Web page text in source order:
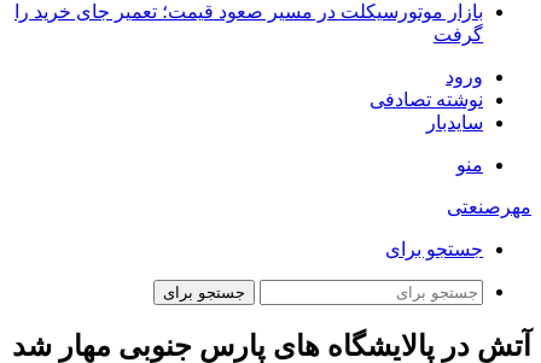
بازار موتورسیکلت در مسیر صعود قیمت؛ تعمیر جای خرید را
گرفت
ورود
نوشته تصادفی
سایدبار
منو
مهرصنعتی
جستجو برای
جستجو برای
آتش در پالایشگاه های پارس جنوبی مهار شد